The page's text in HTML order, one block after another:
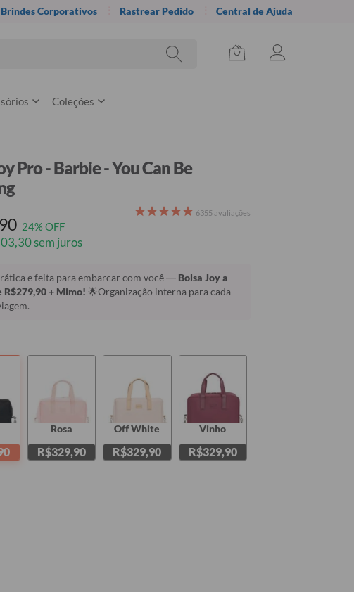
Brindes Corporativos Rastrear Pedido Central de Ajuda
Coleções
Pro - Barbie - You Can Be
24% OFF
sem juros
6355 avaliações
e feita para embarcar com você — Bolsa Joy a
+ Mimo! 🌟Organização interna para cada
Rosa
R$329,90
Off White
R$329,90
Vinho
R$329,90